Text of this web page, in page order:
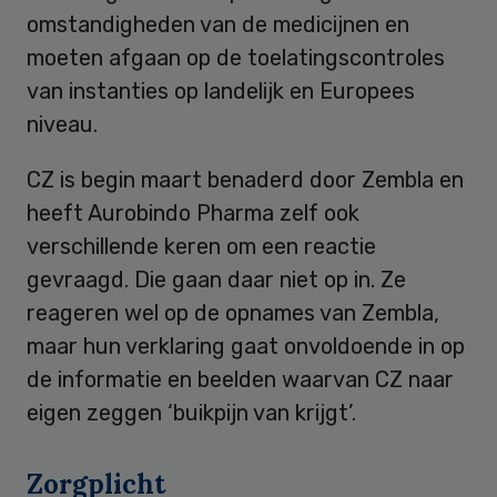
omstandigheden van de medicijnen en
moeten afgaan op de toelatingscontroles
van instanties op landelijk en Europees
niveau.
CZ is begin maart benaderd door Zembla en
heeft Aurobindo Pharma zelf ook
verschillende keren om een reactie
gevraagd. Die gaan daar niet op in. Ze
reageren wel op de opnames van Zembla,
maar hun verklaring gaat onvoldoende in op
de informatie en beelden waarvan CZ naar
eigen zeggen ‘buikpijn van krijgt’.
Zorgplicht